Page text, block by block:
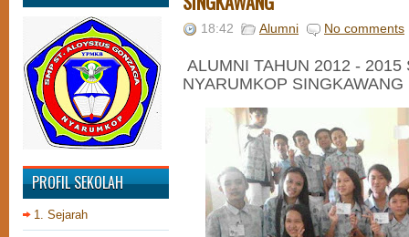
PROFIL SEKOLAH
1. Sejarah
18:42 Alumni No comments
ALUMNI TAHUN 2012 - 2015
NYARUMKOP SINGKAWANG